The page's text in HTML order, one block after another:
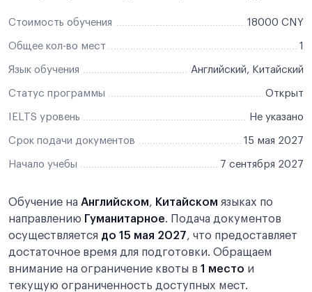
Стоимость обучения 18000 CNY
Общее кол-во мест 1
Язык обучения Английский, Китайский
Статус программы Открыт
IELTS уровень Не указано
Срок подачи документов 15 мая 2027
Начало учебы 7 сентября 2027
Обучение на Английском, Китайском языках по
направлению Гуманитарное. Подача документов
осуществляется до 15 мая 2027, что предоставляет
достаточное время для подготовки. Обращаем
внимание на ограничение квоты в 1 место и
текущую ограниченность доступных мест.